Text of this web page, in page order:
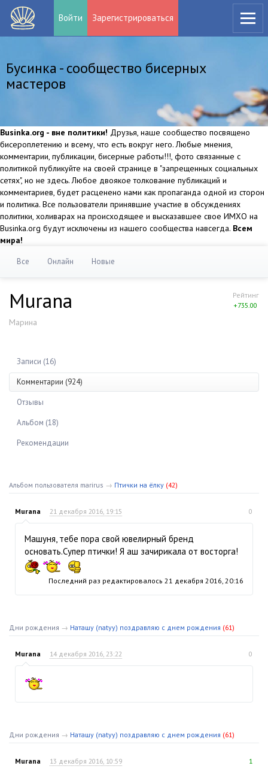
Войти Зарегистрироваться
Бусинка - сообщество бисерных
мастеров
Businka.org - вне политики! Друзья, наше сообщество посвящено
бисероплетению и всему, что есть вокруг него. Любые мнения,
комментарии, публикации, бисерные работы!!!, фото связанные с
политикой публикуйте на своей странице в "запрещенных социальных
сетях", но не здесь. Любое двоякое толкование публикаций и
комментариев, будет расценено нами как пропаганда одной из сторон
и политика. Все пользователи принявшие участие в обсуждениях
политики, холиварах на происходящее и высказавшее свое ИМХО на
Businka.org будут исключены из нашего сообщества навсегда. Всем
мира!
Все Онлайн Новые
Рейтинг
+735.00
Murana
Марина
Записи (16)
Комментарии (924)
Отзывы
Альбом (18)
Рекомендации
Альбом пользователя marirus → Птички на ёлку (42)
Murana 21 декабря 2016, 19:15 0
Машуня, тебе пора свой ювелирный бренд
основать.Супер птички! Я аш зачирикала от восторга!
Последний раз редактировалось 21 декабря 2016, 20:16
Дни рождения → Наташу (natyy) поздравляю с днем рождения (61)
Murana 14 декабря 2016, 23:22 0
Дни рождения → Наташу (natyy) поздравляю с днем рождения (61)
Murana 13 декабря 2016, 10:59 1